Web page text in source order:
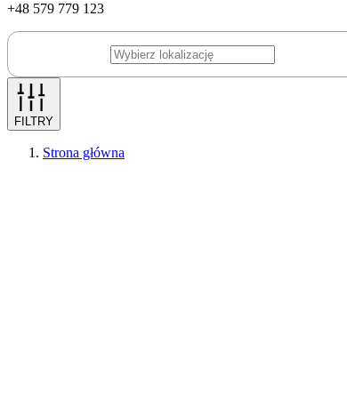
+48 579 779 123
FILTRY
Strona główna